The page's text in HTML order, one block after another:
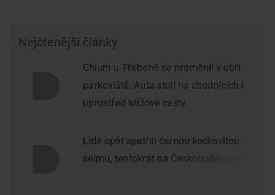
Nejčtenější články
Chlum u Třeboně se proměnil v obří
parkoviště. Auta stojí na chodnících i
uprostřed křížové cesty
Lidé opět spatřili černou kočkovitou
šelmu, tentokrát na Českobudějovicku